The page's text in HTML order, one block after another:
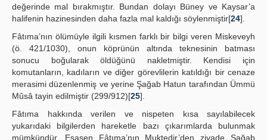
değerinde mal bırakmıştır. Bundan dolayı Büney ve Kaysar’a
halifenin hazinesinden daha fazla mal kaldığı söylenmiştir[24].
Fâtıma’nın ölümüyle ilgili kısmen farklı bir bilgi veren Miskeveyh
(ö. 421/1030), onun köprünün altında teknesinin batması
sonucu boğularak öldüğünü nakletmiştir. Kendisi için
komutanların, kadıların ve diğer görevlilerin katıldığı bir cenaze
merasimi düzenlenmiş ve yerine Şağab Hatun tarafından Ümmü
Mûsâ tayin edilmiştir (299/912)[25].
Fâtıma hakkında verilen ve nispeten kısa sayılabilecek
yukarıdaki bilgilerden hareketle bazı çıkarımlarda bulunmak
mümkündür. Esasen Fâtıma’nın Muktedir’den ziyade Şağab